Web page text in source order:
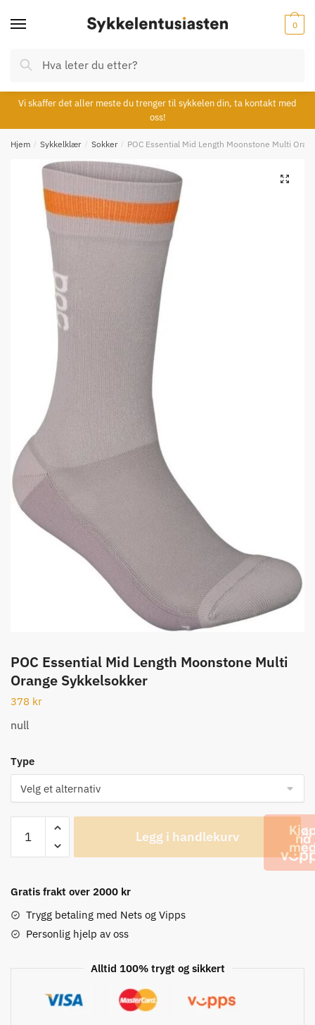
Søk
etter:
Søk
0
Vi skaffer det aller meste du trenger til sykkelen din, ta kontakt med
oss!
Hjem / Sykkelklær / Sokker / POC Essential Mid Length Moonstone Multi
🔍
POC Essential Mid Length Moonstone Multi
Orange Sykkelsokker
378 kr
null
Type
Essential
Mid
Moonstone
Multi
Orange
Sykkelsokker
Legg i handlekurv
Gratis frakt over 2000 kr
Trygg betaling med Nets og Vipps
Personlig hjelp av oss
Alltid 100% trygt og sikkert